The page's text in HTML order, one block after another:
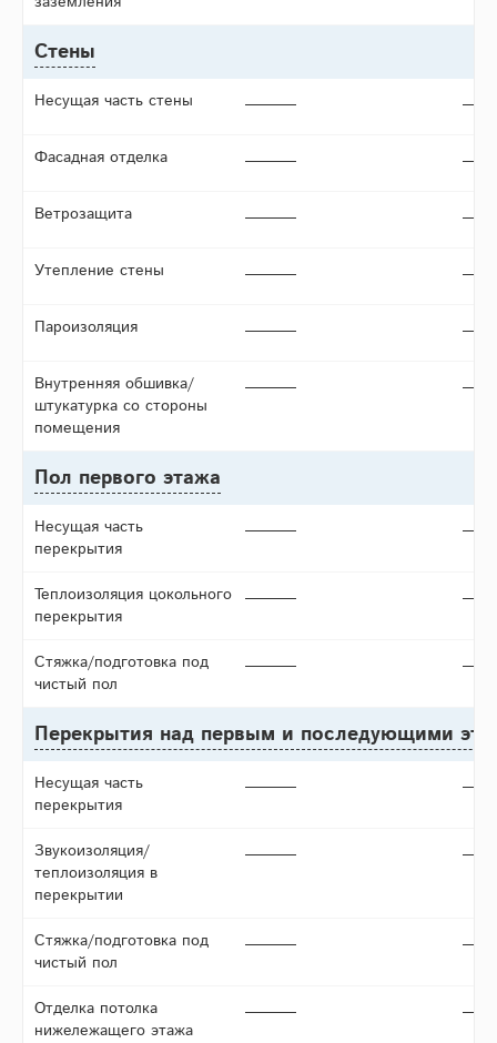
Стены
Несущая часть стены
Фасадная отделка
Ветрозащита
Утепление стены
Пароизоляция
Внутренняя обшивка/
штукатурка со стороны
помещения
Пол первого этажа
Несущая часть
перекрытия
Теплоизоляция цокольного
перекрытия
Стяжка/подготовка под
чистый пол
Перекрытия над первым и последующими
Несущая часть
перекрытия
Звукоизоляция/
теплоизоляция в
перекрытии
Стяжка/подготовка под
чистый пол
Отделка потолка
нижележащего этажа